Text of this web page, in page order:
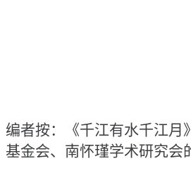
编者按：《千江有水千江
基金会、南怀瑾学术研究会